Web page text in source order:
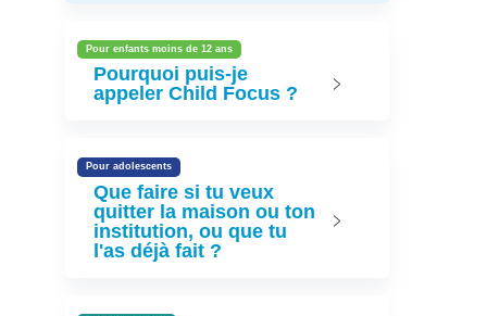
Pour enfants moins de 12 ans
Pourquoi puis-je
appeler Child Focus ?
Pour adolescents
Que faire si tu veux
quitter la maison ou ton
institution, ou que tu
l'as déjà fait ?